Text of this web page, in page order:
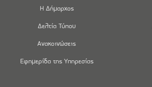
Η Δήμαρχος
Δελτία Τύπου
Ανακοινώσεις
Εφημερίδα της Υπηρεσίας